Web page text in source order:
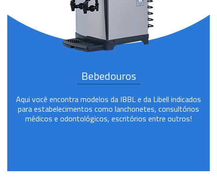
Bebedouros
Aqui você encontra modelos da IBBL e da Libell indicados
para estabelecimentos como lanchonetes, consultórios
médicos e odontológicos, escritórios entre outros!